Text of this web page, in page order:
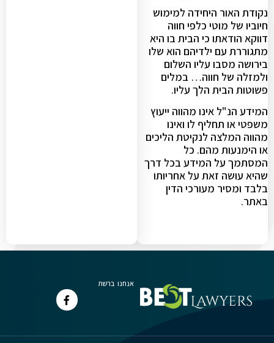
נקודת האור היחידה למימוש
חיוביו של מוטי כלפי חווה
דווקא הודאתו כי הבית בו היא
מתגוררת עם ילדיהם הוא שלו
בירושה מסבו עליו השלום
ולמזלה של חווה… במלים
פשוטות הבית הלך עליו.
המידע הנ"ל אינו מהווה ייעוץ
משפטי או תחליף לו ואינו
מהווה המלצה לנקיטת הליכים
או הימנעות מהם. כל
המסתמך על המידע בכל דרך
שהיא עושה זאת על אחריותו
בלבד ומסיר מעורכי הדין
באתר.
אנחנו ברשת